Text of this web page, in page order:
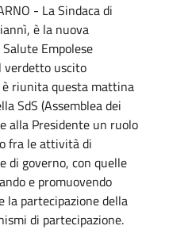
- La Sindaca di
è la nuova
Empolese
verdetto uscito
è riunita questa mattina
SdS (Assemblea dei
alla Presidente un ruolo
fra le attività di
di governo, con quelle
e promuovendo
partecipazione della
di partecipazione.